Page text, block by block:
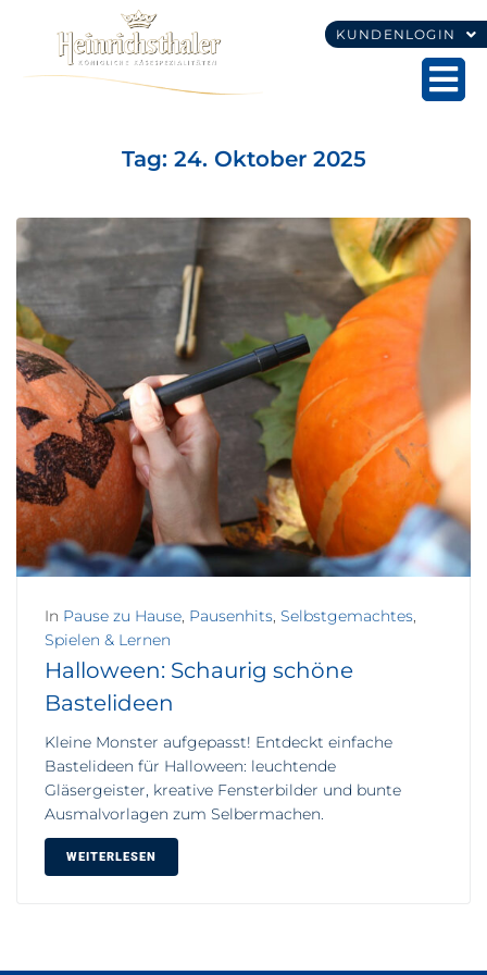
KUNDENLOGIN
Tag: 24. Oktober 2025
In Pause zu Hause, Pausenhits, Selbstgemachtes,
Spielen & Lernen
Halloween: Schaurig schöne
Bastelideen
Kleine Monster aufgepasst! Entdeckt einfache
Bastelideen für Halloween: leuchtende
Gläsergeister, kreative Fensterbilder und bunte
Ausmalvorlagen zum Selbermachen.
WEITERLESEN